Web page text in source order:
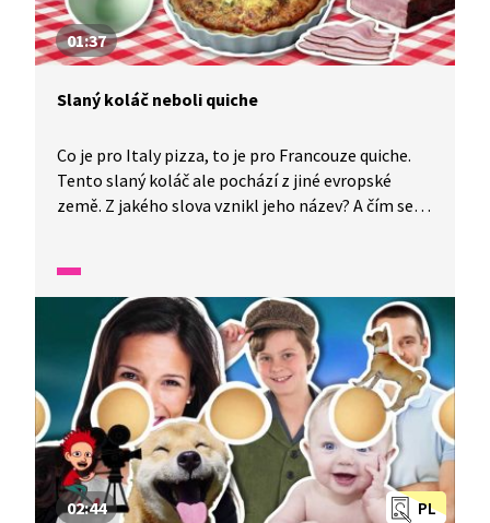
01:37
Slaný koláč neboli quiche
Co je pro Italy pizza, to je pro Francouze quiche.
Tento slaný koláč ale pochází z jiné evropské
země. Z jakého slova vznikl jeho název? A čím se
PL
02:44